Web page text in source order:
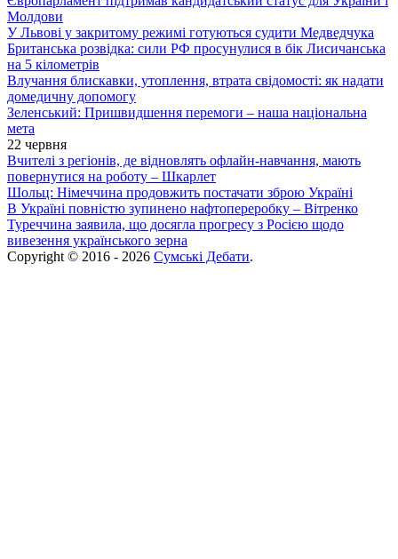
Молдови
У Львові у закритому режимі готуються судити Медведчука
Британська розвідка: сили РФ просунулися в бік Лисичанська
на 5 кілометрів
Влучання блискавки, утоплення, втрата свідомості: як надати
домедичну допомогу
Зеленський: Пришвидшення перемоги – наша національна
мета
22 червня
Вчителі з регіонів, де відновлять офлайн-навчання, мають
повернутися на роботу – Шкарлет
Шольц: Німеччина продовжить постачати зброю Україні
В Україні повністю зупинено нафтопереробку – Вітренко
Туреччина заявила, що досягла прогресу з Росією щодо
вивезення українського зерна
Copyright © 2016 - 2026 Сумські Дебати.